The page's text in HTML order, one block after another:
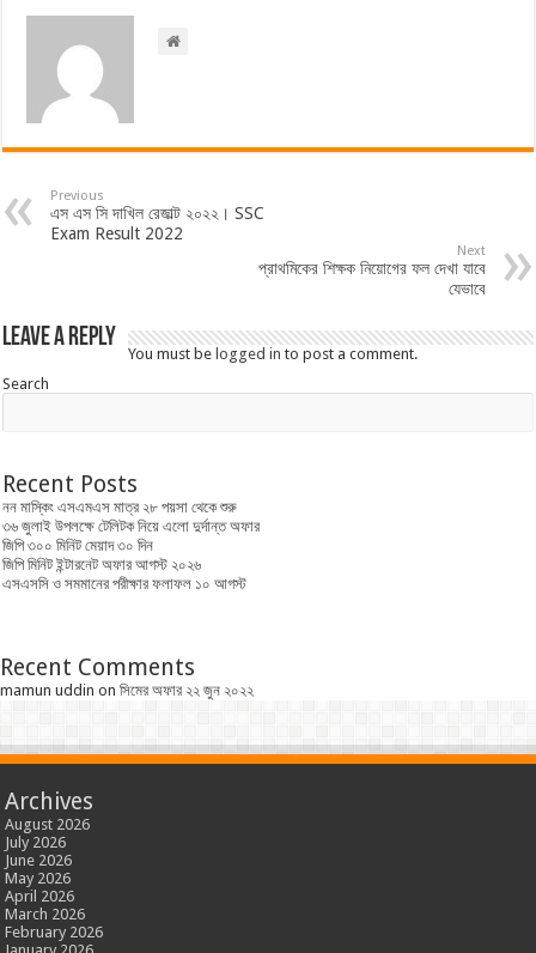
Previous
এস এস সি দাখিল রেজাল্ট ২০২২। SSC
Exam Result 2022
Next
প্রাথমিকের শিক্ষক নিয়োগের ফল দেখা যাবে
যেভাবে
Leave a Reply
You must be logged in to post a comment.
Search
Recent Posts
নন মাস্কিং এসএমএস মাত্র ২৮ পয়সা থেকে শুরু
৩৬ জুলাই উপলক্ষে টেলিটক নিয়ে এলো দুর্দান্ত অফার
জিপি ৩০০ মিনিট মেয়াদ ৩০ দিন
জিপি মিনিট ইন্টারনেট অফার আগস্ট ২০২৬
এসএসসি ও সমমানের পরীক্ষার ফলাফল ১০ আগস্ট
Recent Comments
mamun uddin on সিমের অফার ২২ জুন ২০২২
Archives
August 2026
July 2026
June 2026
May 2026
April 2026
March 2026
February 2026